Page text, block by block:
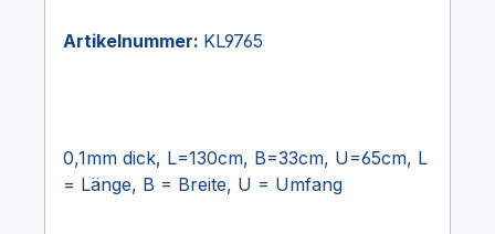
Artikelnummer: KL9765
0,1mm dick, L=130cm, B=33cm, U=65cm, L
= Länge, B = Breite, U = Umfang